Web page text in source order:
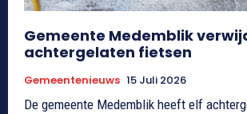
Gemeente Medemblik
achtergelaten fietsen
Gemeentenieuws 15 Juli 2026
De gemeente Medemblik heeft elf